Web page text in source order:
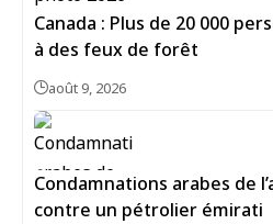
Canada : Plus de 20 000
à des feux de forêt
août 9, 2026
Condamnations arabes de
contre un pétrolier émirati